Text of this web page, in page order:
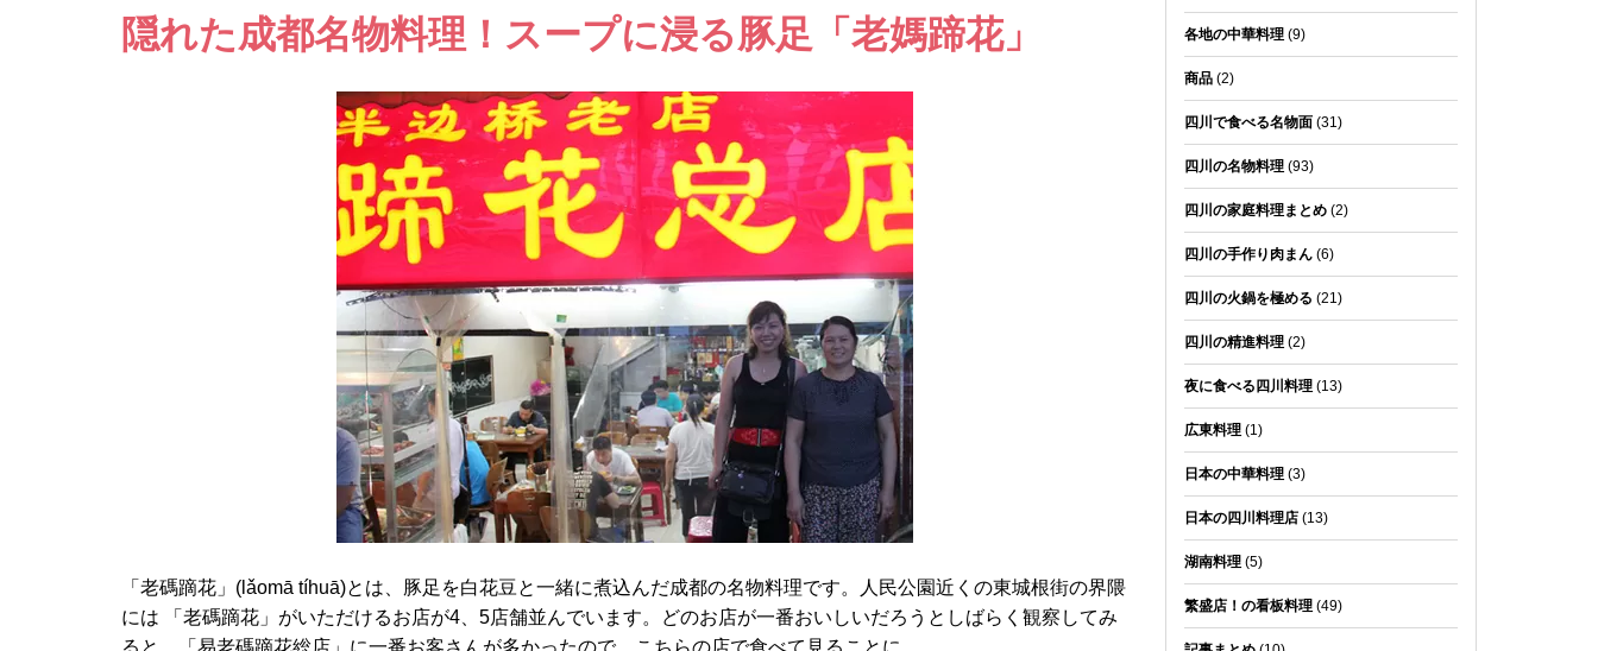
隠れた成都名物料理！スープに浸る豚足「老媽蹄花」
「老碼蹢花」(lǎomā tíhuā)とは、豚足を白花豆と一緒に煮込んだ成都の名物料理です。人民公園近くの東城根街の界隈
には 「老碼蹢花」がいただけるお店が4、5店舗並んでいます。どのお店が一番おいしいだろうとしばらく観察してみ
各地の中華料理(9)
商品(2)
四川で食べる名物面(31)
四川の名物料理(93)
四川の家庭料理まとめ(2)
四川の手作り肉まん(6)
四川の火鍋を極める (21)
四川の精進料理(2)
夜に食べる四川料理(13)
広東料理(1)
日本の中華料理(3)
日本の四川料理店(13)
湖南料理(5)
繁盛店！の看板料理(49)